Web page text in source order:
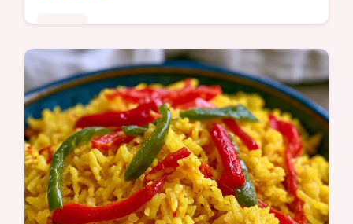
Boulettes de poulet au poivre : des
boulettes de poulet moelleuses en sauce
crémeuse au poivre. Inclus : liste des
erreurs communes. Prêtes en 35 min !